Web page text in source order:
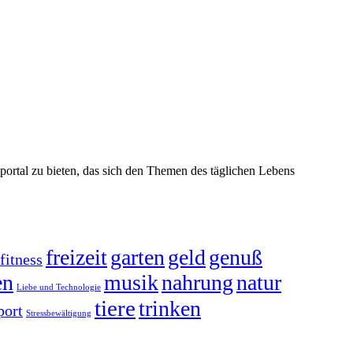
zu bieten, das sich den Themen des täglichen Lebens
fitness freizeitgarten geld genuß
Liebe und Technologie musiknahrungnatur
Stressbewältigung tieretrinken